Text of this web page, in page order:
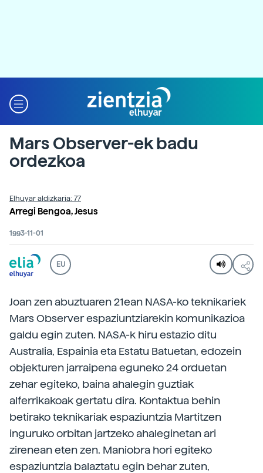
Mars Observer-ek badu
ordezkoa
Elhuyar aldizkaria: 77
Arregi Bengoa, Jesus
1993-11-01
EU
Joan zen abuztuaren 21ean NASA-ko teknikariek
Mars Observer espaziuntziarekin komunikazioa
galdu egin zuten. NASA-k hiru estazio ditu
Australia, Espainia eta Estatu Batuetan, edozein
objekturen jarraipena eguneko 24 orduetan
zehar egiteko, baina ahalegin guztiak
alferrikakoak gertatu dira. Kontaktua behin
betirako teknikariak espaziuntzia Martitzen
inguruko orbitan jartzeko ahaleginetan ari
zirenean eten zen. Maniobra hori egiteko
espaziuntzia balaztatu egin behar zuten,